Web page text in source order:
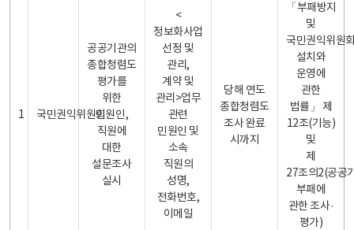
1 국민권익위원회
공공기관의
종합청렴도
평가를
위한
민원인,
직원에
대한
설문조사
실시
<
정보화사업
선정 및
관리,
계약 및
관리>업무
관련
민원인 및
소속
직원의
성명,
전화번호,
이메일
당해 연도
종합청렴도
조사 완료
시까지
「부패방지
및
국민권익위원
설치와
운영에
관한
법률」 제
12조(기능)
및
제
27조의2(공공
부패에
관한 조사·
평가)